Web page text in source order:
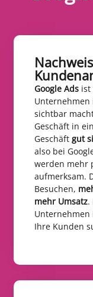
Google Ads ist
sichtbar
Geschäft in
Geschäft gut
also bei
werden mehr
aufmerksam.
Besuchen,
mehr Umsatz.
Unternehmen
Ihre Kunden